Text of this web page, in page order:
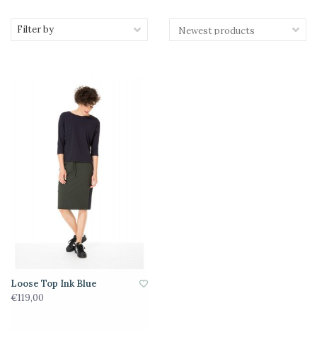
Filter by
Loose Top Ink Blue
€119,00